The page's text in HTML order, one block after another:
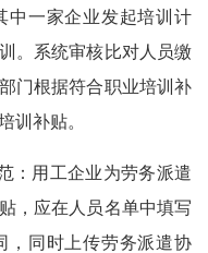
中一家企业发起培训计
。系统审核比对人员缴
门根据符合职业培训补
训补贴。
： 用工企业为劳务派遣
，应在人员名单中填写
，同时上传劳务派遣协